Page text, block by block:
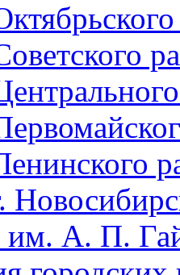
А. П.